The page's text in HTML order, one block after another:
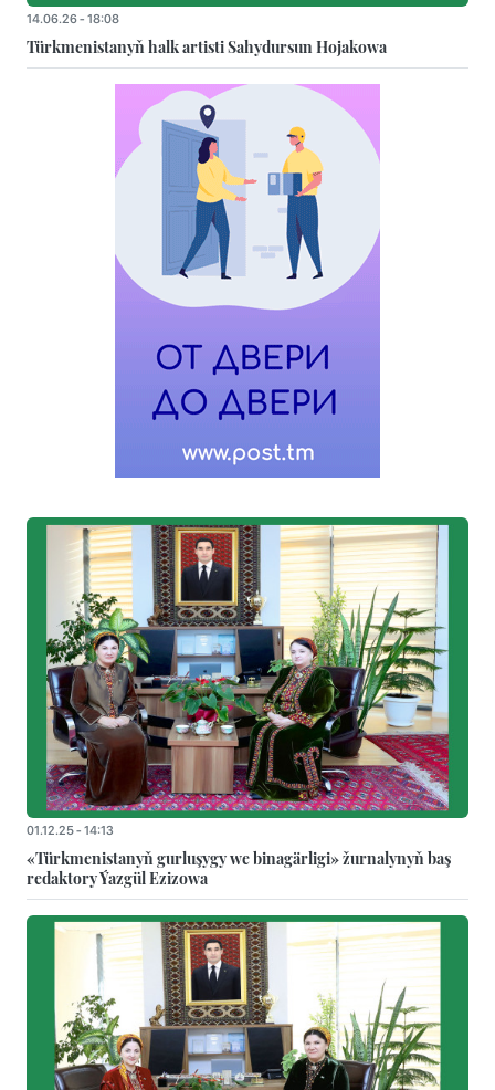
14.06.26 - 18:08
Türkmenistanyň halk artisti Sahydursun Hojakowa
01.12.25 - 14:13
«Türkmenistanyň gurluşygy we binagärligi» žurnalynyň baş
redaktory Ýazgül Ezizowa